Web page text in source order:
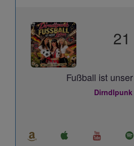
21
Fußball ist
Dirndlpunk